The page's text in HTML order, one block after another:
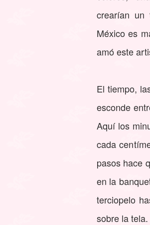
crearían un
México es
amó este
El tiempo,
esconde
Aquí los
cada
pasos hace
en la
terciopelo
sobre la tela.